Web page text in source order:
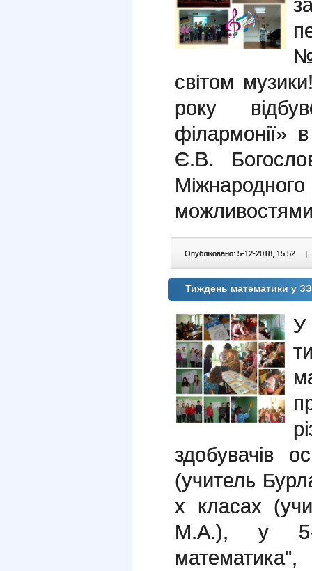
світом
року
Є.В.
Опубліковано: 5-12-2018, 15:52 |
Тиждень математики у
У
здобувачів
(учитель
х класах
М.А.), у 5-